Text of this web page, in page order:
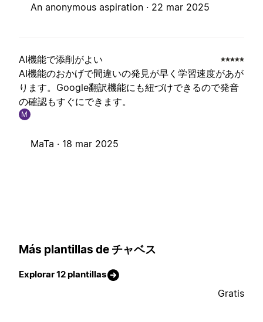
An anonymous aspiration · 22 mar 2025
AI機能で添削がよい
AI機能のおかげで間違いの発見が早く学習速度があが
ります。Google翻訳機能にも紐づけできるので発音
の確認もすぐにできます。
M
MaTa · 18 mar 2025
Más plantillas de チャベス
Explorar 12 plantillas
Gratis